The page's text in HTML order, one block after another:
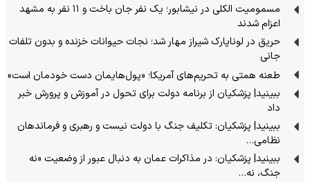
مسمومیت الکلی در نیشابور؛ یک نفر جان باخت و ۱۱ نفر به مشهد
اعزام شدند
حریق در لوناپارک شیراز مهار شد؛ نجات حیوانات خزنده و بدون تلفات
جانی
طعنه همتی به تحریم‌های آمریکا؛ «پول‌هایمان دست خودمان است»
ببینید| پزشکیان از برنامه دولت برای تحول در آموزش و پرورش خبر
داد
ببینید| پزشکیان: تکلیف جنگ با دولت نیست و رهبری و فرماندهان
نظامی…
ببینید| پزشکیان: در مذاکرات عمان به دنبال عبور از وضعیت «نه
جنگ، نه…